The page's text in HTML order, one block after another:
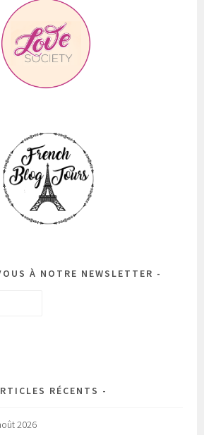
À NOTRE NEWSLETTER
RÉCENTS
2026